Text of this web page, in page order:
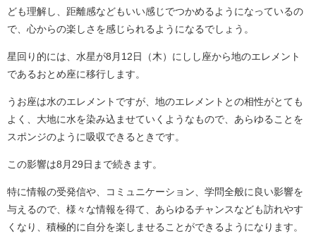
ども理解し、距離感などもいい感じでつかめるようになっているの
で、心からの楽しさを感じられるようになるでしょう。
星回り的には、水星が8月12日（木）にしし座から地のエレメント
であるおとめ座に移行します。
うお座は水のエレメントですが、地のエレメントとの相性がとても
よく、大地に水を染み込ませていくようなもので、あらゆることを
スポンジのように吸収できるときです。
この影響は8月29日まで続きます。
特に情報の受発信や、コミュニケーション、学問全般に良い影響を
与えるので、様々な情報を得て、あらゆるチャンスなども訪れやす
くなり、積極的に自分を楽しませることができるようになります。